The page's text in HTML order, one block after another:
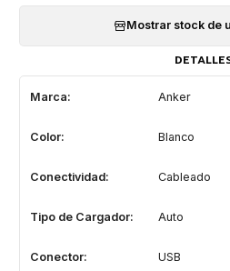
Mostrar stock de
Marca: Anker
Color: Blanco
Conectividad: Cableado
Tipo de Cargador: Auto
Conector: USB